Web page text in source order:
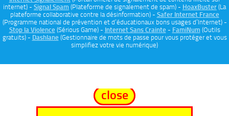
internet) - Signal Spam (Plateforme de signalement de spam) - HoaxBuster (La
plateforme collaborative contre la désinformation) - Safer Internet France
(Programme national de prévention et d’éducationaux bons usages d’Internet) -
Stop la Violence (Sérious Game) - Internet Sans Crainte - FamiNum (Outils
gratuits) - Dashlane (Gestionnaire de mots de passe pour vous protéger et vous
simplifiez votre vie numérique)
close